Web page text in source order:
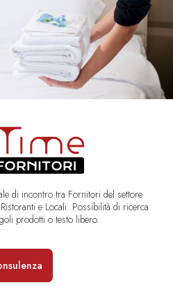
di incontro tra Fornitori del settore
e Locali. Possibilità di ricerca
prodotti o testo libero..